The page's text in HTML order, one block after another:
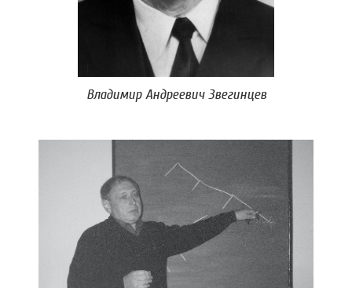
Владимир Андреевич Звегинцев